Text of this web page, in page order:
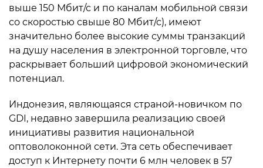
выше 150 Мбит/с и по каналам мобильной связи
со скоростью свыше 80 Мбит/с), имеют
значительно более высокие суммы транзакций
на душу населения в электронной торговле, что
раскрывает больший цифровой экономический
потенциал.
Индонезия, являющаяся страной-новичком по
GDI, недавно завершила реализацию своей
инициативы развития национальной
оптоволоконной сети. Эта сеть обеспечивает
доступ к Интернету почти 6 млн человек в 57